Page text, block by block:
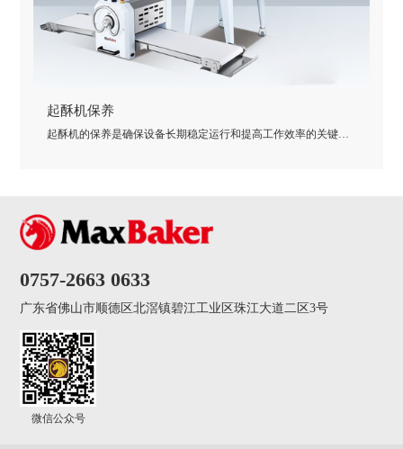
起酥机保养
起酥机的保养是确保设备长期稳定运行和提高工作效率的关键。
0757-2663 0633
广东省佛山市顺德区北滘镇碧江工业区珠江大道二区3号
微信公众号